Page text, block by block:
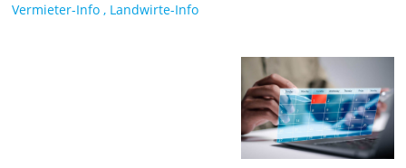
Vermieter-Info , Landwirte-Info